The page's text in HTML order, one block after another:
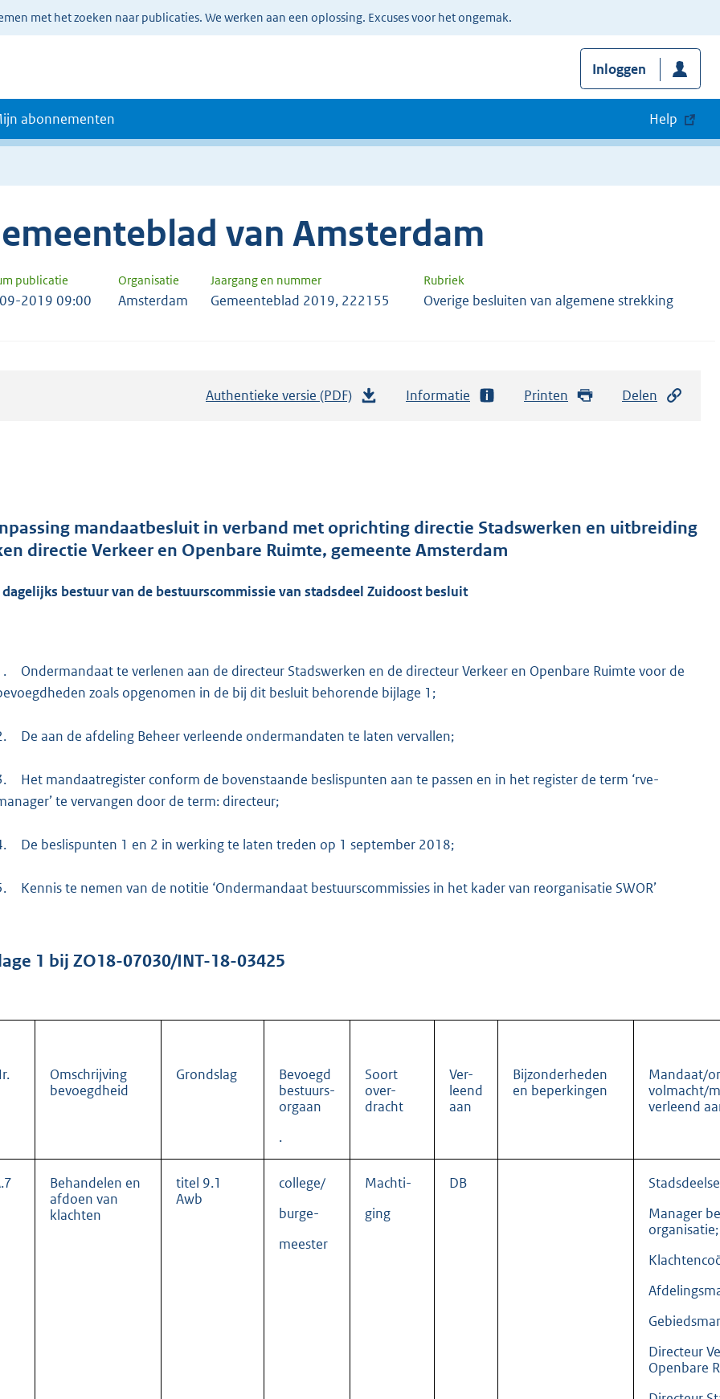
met het zoeken naar publicaties. We werken aan een oplossing. Excuses voor het ongemak.
Inloggen
abonnementen Help
van Amsterdam
publicatie Organisatie Jaargang en nummer Rubriek
2019 09:00 Amsterdam Gemeenteblad 2019, 222155 Overige besluiten van algemene strekking
Authentieke versie (PDF)
d
s
r
t
e
3
3
Informatie Printen Delen
mandaatbesluit in verband met oprichting directie Stadswerken en uitbreiding
directie Verkeer en Openbare Ruimte, gemeente Amsterdam
bestuur van de bestuurscommissie van stadsdeel Zuidoost besluit
Ondermandaat te verlenen aan de directeur Stadswerken en de directeur Verkeer en Openbare Ruimte voor de
zoals opgenomen in de bij dit besluit behorende bijlage 1;
De aan de afdeling Beheer verleende ondermandaten te laten vervallen;
Het mandaatregister conform de bovenstaande beslispunten aan te passen en in het register de term ‘rve-
te vervangen door de term: directeur;
De beslispunten 1 en 2 in werking te laten treden op 1 september 2018;
Kennis te nemen van de notitie ‘Ondermandaat bestuurscommissies in het kader van reorganisatie SWOR’
1 bij ZO18-07030/INT-18-03425
Omschrijving
bevoegdheid
Grondslag
Bevoegd
bestuurs-
orgaan
.
Soort
over-
dracht
Ver-
leend
aan
Bijzonderheden
en beperkingen
Mandaat/
volmacht/
verleend
Behandelen en
afdoen van
klachten
titel 9.1
Awb
college/
burge-
meester
Machti-
ging
DB
Manager
organisatie;
Directeur
Openbare